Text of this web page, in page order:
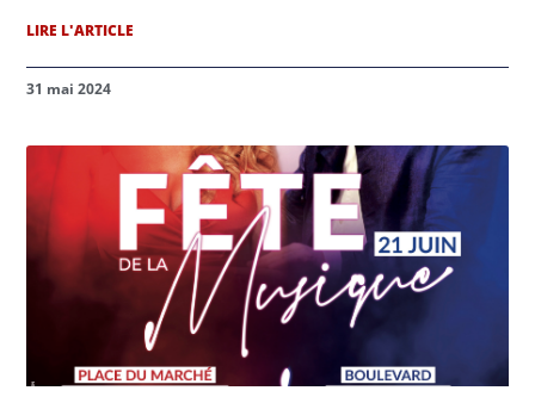
LIRE L'ARTICLE
31 mai 2024